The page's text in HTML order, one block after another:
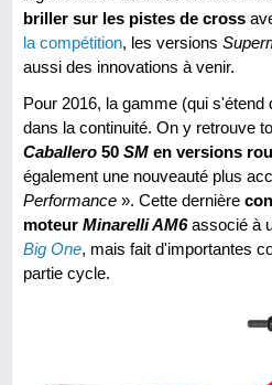
briller sur les pistes de cross
la compétition, les versions
aussi des innovations à venir.
Pour 2016, la gamme (qui
dans la continuité. On y retrouve
Caballero 50 SM en versions
également une nouveauté plus
Performance ». Cette dernière
moteur Minarelli AM6associé à
Big One, mais fait d'importantes
partie cycle.